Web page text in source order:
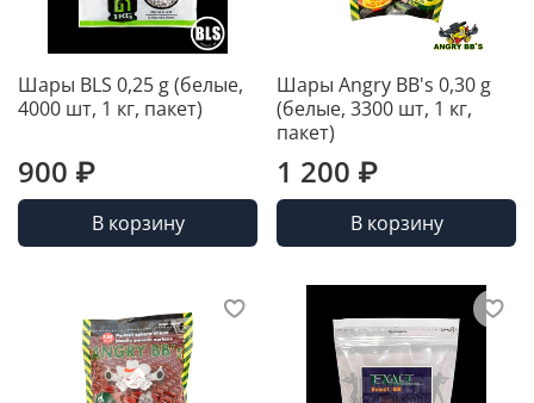
Шары BLS 0,25 g (белые,
4000 шт, 1 кг, пакет)
900 ₽
В корзину
Шары Angry BB's 0,30 g
(белые, 3300 шт, 1 кг,
пакет)
1 200 ₽
В корзину